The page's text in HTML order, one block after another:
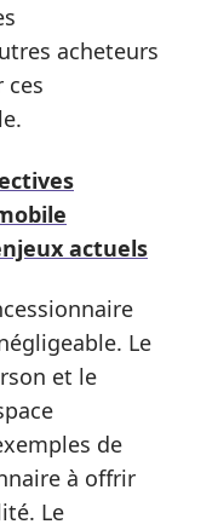
acheteurs
ces
actuels
Le
et le
de
à offrir
Le